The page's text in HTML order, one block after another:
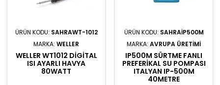
ÜRÜN KODU: SAHRAWT-1012
MARKA: WELLER
WELLER WT1012 DIGITAL
ISI AYARLI HAVYA
80WATT
ÜRÜN KODU: SAHRAIP500M
MARKA: AVRUPA ÜRETIMI
IP500M SÜRTME FANLI
PREFERIKAL SU POMPASI
ITALYAN IP-500M
40METRE